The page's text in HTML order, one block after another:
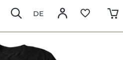
DE